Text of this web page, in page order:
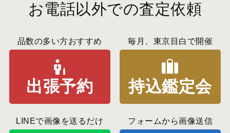
お電話以外での査定依頼
品数の多い方おすすめ
出張予約
毎月、東京目白で開催
持込鑑定会
LINEで画像を送るだけ フォームから画像送信